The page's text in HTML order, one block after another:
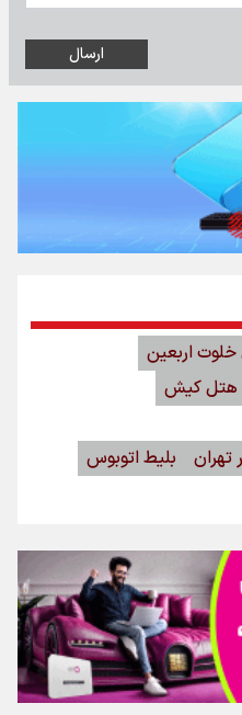
خلوت اربعین
هتل کیش
تهران
بلیط اتوبوس